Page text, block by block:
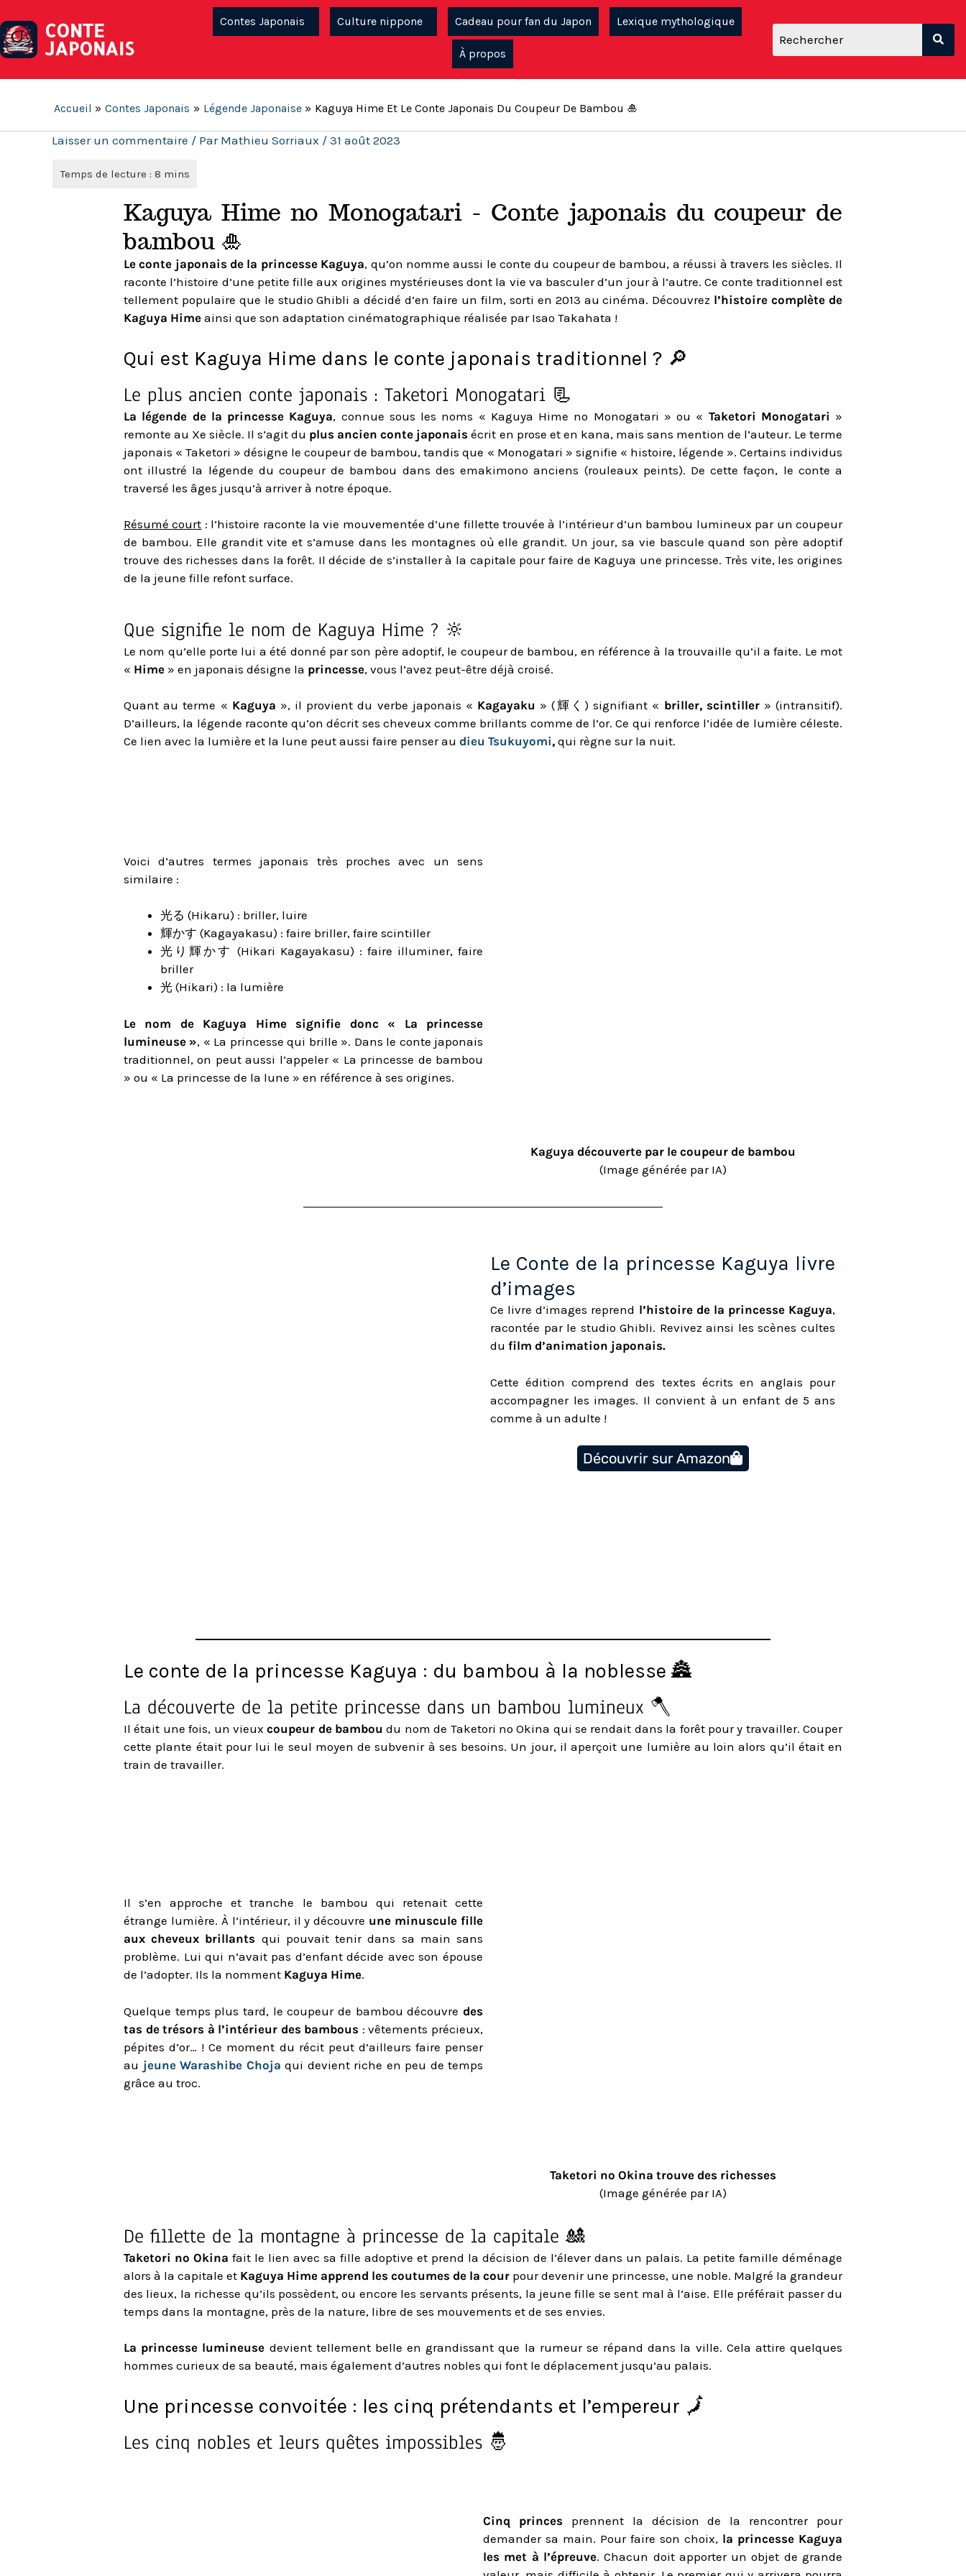
CONTE
JAPONAIS
Contes Japonais Culture nippone Cadeau pour fan du Japon Lexique mythologique
À propos
Accueil Contes Japonais Légende Japonaise Kaguya Hime Et Le Conte Japonais Du Coupeur De Bambou 🎍
Laisser un commentaire / Par Mathieu Sorriaux / 31 août 2023
Kaguya Hime no Monogatari - Conte japonais du coupeur de
bambou 🎍
Le conte japonais de la princesse Kaguya, qu’on nomme aussi le conte du coupeur de bambou, a réussi à travers les siècles. Il
raconte l’histoire d’une petite fille aux origines mystérieuses dont la vie va basculer d’un jour à l’autre. Ce conte traditionnel est
tellement populaire que le studio Ghibli a décidé d’en faire un film, sorti en 2013 au cinéma. Découvrez l’histoire complète de
Kaguya Hime ainsi que son adaptation cinématographique réalisée par Isao Takahata !
Qui est Kaguya Hime dans le conte japonais traditionnel ? 🔎
Le plus ancien conte japonais : Taketori Monogatari 📃
La légende de la princesse Kaguya, connue sous les noms « Kaguya Hime no Monogatari » ou « Taketori Monogatari »
remonte au Xe siècle. Il s’agit du plus ancien conte japonais écrit en prose et en kana, mais sans mention de l’auteur. Le terme
japonais « Taketori » désigne le coupeur de bambou, tandis que « Monogatari » signifie « histoire, légende ». Certains individus
ont illustré la légende du coupeur de bambou dans des emakimono anciens (rouleaux peints). De cette façon, le conte a
traversé les âges jusqu’à arriver à notre époque.
Résumé court : l’histoire raconte la vie mouvementée d’une fillette trouvée à l’intérieur d’un bambou lumineux par un coupeur
de bambou. Elle grandit vite et s’amuse dans les montagnes où elle grandit. Un jour, sa vie bascule quand son père adoptif
trouve des richesses dans la forêt. Il décide de s’installer à la capitale pour faire de Kaguya une princesse. Très vite, les origines
de la jeune fille refont surface.
Que signifie le nom de Kaguya Hime ? 🔆
Le nom qu’elle porte lui a été donné par son père adoptif, le coupeur de bambou, en référence à la trouvaille qu’il a faite. Le mot
« Hime » en japonais désigne la princesse, vous l’avez peut-être déjà croisé.
Quant au terme « Kaguya », il provient du verbe japonais « Kagayaku » (輝く) signifiant « briller, scintiller» (intransitif).
D’ailleurs, la légende raconte qu’on décrit ses cheveux comme brillants comme de l’or. Ce qui renforce l’idée de lumière céleste.
Ce lien avec la lumière et la lune peut aussi faire penser au dieu Tsukuyomi, qui règne sur la nuit.
Voici d’autres termes japonais très proches avec un sens
similaire :
光る (Hikaru) : briller, luire
輝かす (Kagayakasu) : faire briller, faire scintiller
光り輝かす (Hikari Kagayakasu) : faire illuminer, faire
briller
光 (Hikari) : la lumière
Le nom de Kaguya Hime signifie donc « La princesse
lumineuse », « La princesse qui brille ». Dans le conte japonais
traditionnel, on peut aussi l’appeler « La princesse de bambou
» ou « La princesse de la lune » en référence à ses origines.
Kaguya découverte par le coupeur de bambou
(Image générée par IA)
Le Conte de la princesse Kaguya livre
d’images
Ce livre d’images reprend l’histoire de la princesse Kaguya,
racontée par le studio Ghibli. Revivez ainsi les scènes cultes
du film d’animation japonais.
Cette édition comprend des textes écrits en anglais pour
accompagner les images. Il convient à un enfant de 5 ans
comme à un adulte !
Découvrir sur Amazon
Le conte de la princesse Kaguya : du bambou à la noblesse 🏯
La découverte de la petite princesse dans un bambou lumineux 🪓
Il était une fois, un vieuxcoupeur de bambou du nom de Taketori no Okina qui se rendait dans la forêt pour y travailler. Couper
cette plante était pour lui le seul moyen de subvenir à ses besoins. Un jour, il aperçoit une lumière au loin alors qu’il était en
train de travailler.
Il s’en approche et tranche le bambou qui retenait cette
étrange lumière. À l’intérieur, il y découvre une minuscule fille
aux cheveux brillants qui pouvait tenir dans sa main sans
problème. Lui qui n’avait pas d’enfant décide avec son épouse
de l’adopter. Ils la nomment Kaguya Hime.
Quelque temps plus tard, le coupeur de bambou découvre des
tas de trésors à l’intérieur des bambous : vêtements précieux,
pépites d’or… ! Ce moment du récit peut d’ailleurs faire penser
au jeune Warashibe Choja qui devient riche en peu de temps
grâce au troc.
Taketori no Okina trouve des richesses
(Image générée par IA)
De fillette de la montagne à princesse de la capitale 🎎
Taketori no Okina fait le lien avec sa fille adoptive et prend la décision de l’élever dans un palais. La petite famille déménage
alors à la capitale et Kaguya Hime apprend les coutumes de la cour pour devenir une princesse, une noble. Malgré la grandeur
des lieux, la richesse qu’ils possèdent, ou encore les servants présents, la jeune fille se sent mal à l’aise. Elle préférait passer du
temps dans la montagne, près de la nature, libre de ses mouvements et de ses envies.
La princesse lumineuse devient tellement belle en grandissant que la rumeur se répand dans la ville. Cela attire quelques
hommes curieux de sa beauté, mais également d’autres nobles qui font le déplacement jusqu’au palais.
Une princesse convoitée : les cinq prétendants et l’empereur 🗾
Les cinq nobles et leurs quêtes impossibles 🤴
Cinq princes prennent la décision de la rencontrer pour
demander sa main. Pour faire son choix, la princesse Kaguya
les met à l’épreuve. Chacun doit apporter un objet de grande